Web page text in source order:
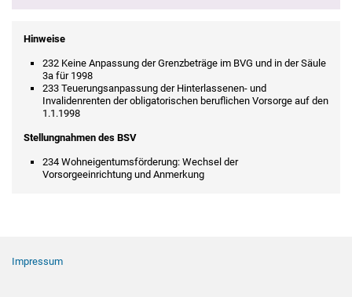
Hinweise
232 Keine Anpassung der Grenzbeträge im BVG und in der Säule
3a für 1998
233 Teuerungsanpassung der Hinterlassenen- und
Invalidenrenten der obligatorischen beruflichen Vorsorge auf den
1.1.1998
Stellungnahmen des BSV
234 Wohneigentumsförderung: Wechsel der
Vorsorgeeinrichtung und Anmerkung
Impressum